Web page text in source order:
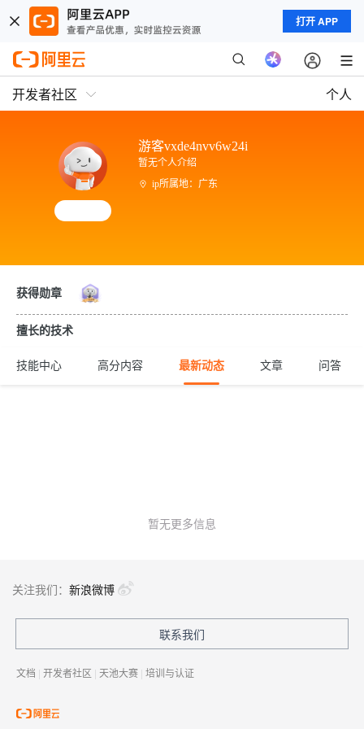
打开 APP
开发者社区 个人
游客vxde4nvv6w24i
暂无个人介绍
ip所属地：广东
获得勋章
擅长的技术
技能中心 高分内容 最新动态 文章 问答
暂无更多信息
关注我们： 新浪微博
联系我们
文档 | 开发者社区 | 天池大赛 | 培训与认证